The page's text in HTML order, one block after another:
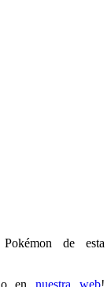
de esta
ennuestra web!